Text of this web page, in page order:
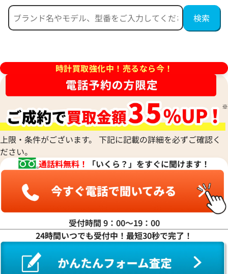
格
点の参考買取価格です
参考買取価格
700,000 円
※2024年3月時点の参考買取価
アキング 14000M ブラック
ロレックス エアキング
字盤
時計買取強化中！売るなら今！
上限・条件がございます。 下記に記載の詳細を必ずご確認く
ださい。
通話料無料！
「いくら？」をすぐに聞けます！
受付時間 9：00〜19：00
24時間いつでも受付中！最短30秒で完了！